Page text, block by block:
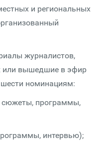
и региональных
журналистов,
или вышедшие в эфир
шести номинациям:
сюжеты, программы,
интервью);